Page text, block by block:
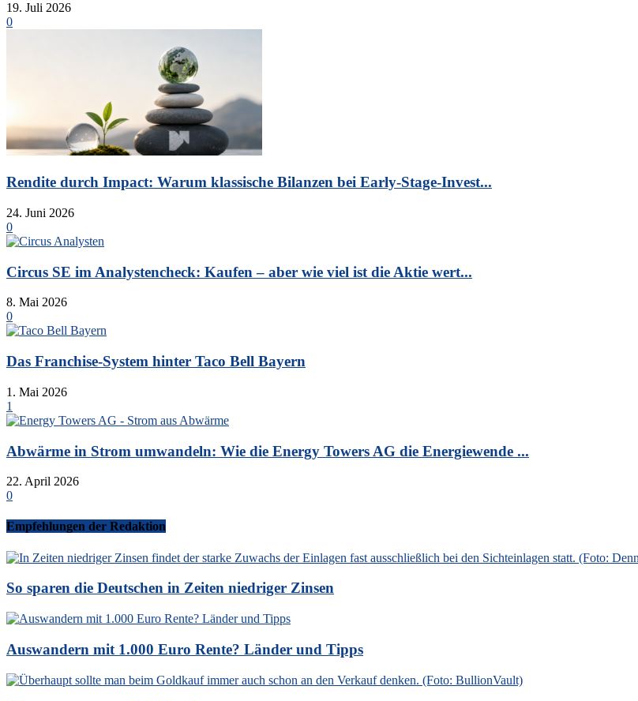
19. Juli 2026
0
Rendite durch Impact: Warum klassische Bilanzen bei Early-Stage-Invest...
24. Juni 2026
0
Circus SE im Analystencheck: Kaufen – aber wie viel ist die Aktie wert...
8. Mai 2026
0
Das Franchise-System hinter Taco Bell Bayern
1. Mai 2026
1
Abwärme in Strom umwandeln: Wie die Energy Towers AG die Energiewende ...
22. April 2026
0
Empfehlungen der Redaktion
So sparen die Deutschen in Zeiten niedriger Zinsen
Auswandern mit 1.000 Euro Rente? Länder und Tipps